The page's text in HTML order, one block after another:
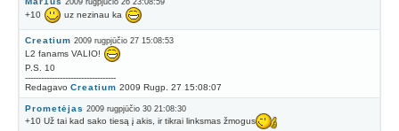
+10 uz nezinau ka
Creatium 2009 rugpjūčio 27 15:08:53
L2 fanams VALIO!
P.S. 10
----------------------------------
Redagavo Creatium 2009 Rugp. 27 15:08:07
Prometėjas 2009 rugpjūčio 30 21:08:30
+10 Už tai kad sako tiesą į akis, ir tikrai linksmas žmogus